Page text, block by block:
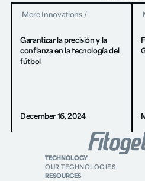
More Innovations /
Garantizar la precisión y la
confianza en la tecnología del
fútbol
December 16, 2024
TECHNOLOGY
OUR TECHNOLOGIES
RESOURCES